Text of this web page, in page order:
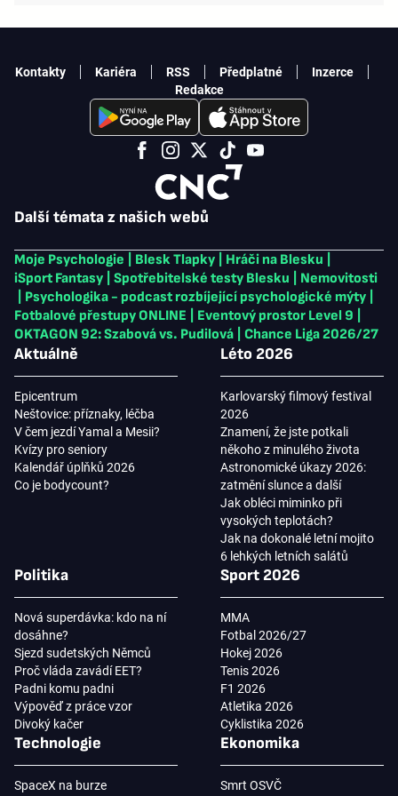
Další témata z našich webů
Moje Psychologie Blesk Tlapky Hráči na Blesku
iSport Fantasy
Spotřebitelské testy Blesku
Nemovitosti
Psychologika - podcast rozbíjející psychologické mýty
Fotbalové přestupy ONLINE
Eventový prostor Level 9
OKTAGON 92: Szabová vs. Pudilová
Chance Liga 2026/27
Aktuálně
Epicentrum
Neštovice: příznaky, léčba
V čem jezdí Yamal a Mesii?
Kvízy pro seniory
Kalendář úplňků 2026
Co je bodycount?
Léto 2026
Karlovarský filmový festival
2026
Znamení, že jste potkali
někoho z minulého života
Astronomické úkazy 2026:
zatmění slunce a další
Jak obléci miminko při
vysokých teplotách?
Jak na dokonalé letní mojito
6 lehkých letních salátů
Politika
Nová superdávka: kdo na ní
dosáhne?
Sjezd sudetských Němců
Proč vláda zavádí EET?
Padni komu padni
Výpověď z práce vzor
Divoký kačer
Sport 2026
MMA
Fotbal 2026/27
Hokej 2026
Tenis 2026
F1 2026
Atletika 2026
Cyklistika 2026
Technologie
SpaceX na burze
Ekonomika
Smrt OSVČ
Kontakty Kariéra RSS Předplatné
Inzerce
Redakce